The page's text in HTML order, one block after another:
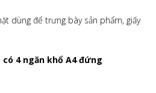
dùng để trưng bày sản phẩm, giấy
có 4 ngăn khổ A4 đứng